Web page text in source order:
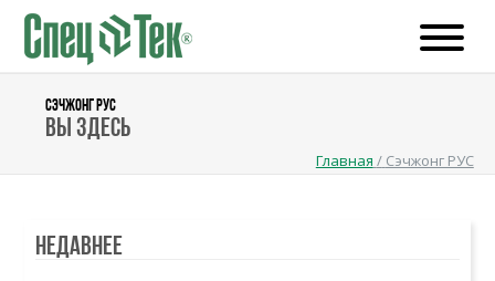
СЭЧЖОНГ РУС
Вы здесь
Главная / Сэчжонг РУС
Недавнее